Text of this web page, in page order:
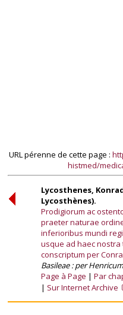
URL pérenne de cette page :
histmed/
Lycosthenes,
Lycosthènes).
Prodigiorum ac
praeter naturae
inferioribus mundi
usque ad haec nostra
conscriptum per
Basileae : per
Page à Page
Par
Sur Internet Archive